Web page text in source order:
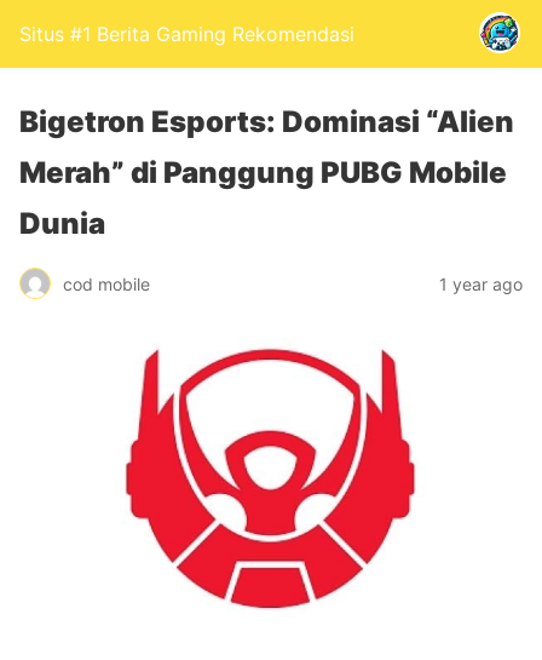
Situs #1 Berita Gaming Rekomendasi
Bigetron Esports: Dominasi “Alien
Merah” di Panggung PUBG Mobile
Dunia
cod mobile 1 year ago